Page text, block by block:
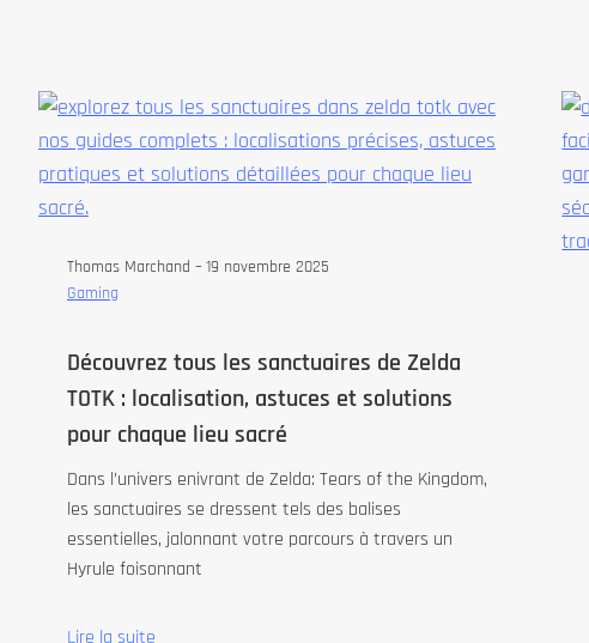
Thomas Marchand – 19 novembre 2025
Gaming
Découvrez tous les sanctuaires de Zelda
TOTK : localisation, astuces et solutions
pour chaque lieu sacré
Dans l’univers enivrant de Zelda: Tears of the Kingdom,
les sanctuaires se dressent tels des balises
essentielles, jalonnant votre parcours à travers un
Hyrule foisonnant
Lire la suite